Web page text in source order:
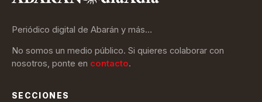
Periódico digital de Abarán y más…
No somos un medio público. Si quieres colaborar con
nosotros, ponte en contacto.
SECCIONES